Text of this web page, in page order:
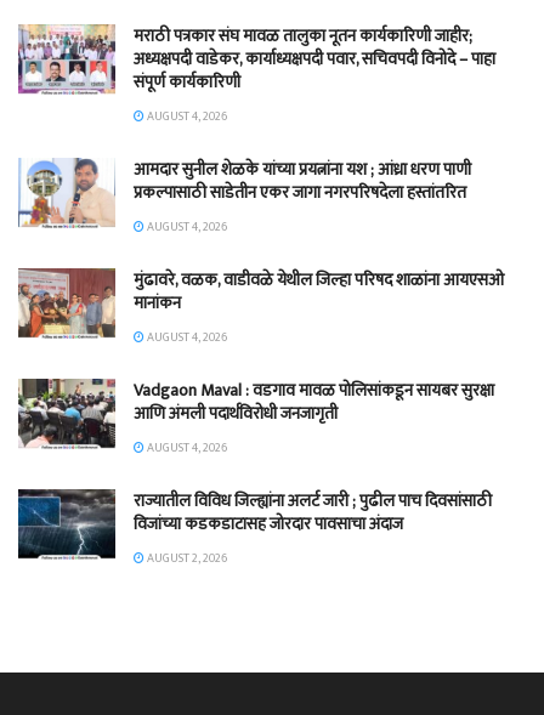
मराठी पत्रकार संघ मावळ तालुका नूतन कार्यकारिणी जाहीर;
अध्यक्षपदी वाडेकर, कार्याध्यक्षपदी पवार, सचिवपदी विनोदे – पाहा
संपूर्ण कार्यकारिणी
AUGUST 4, 2026
आमदार सुनील शेळके यांच्या प्रयत्नांना यश ; आंध्रा धरण पाणी
प्रकल्पासाठी साडेतीन एकर जागा नगरपरिषदेला हस्तांतरित
AUGUST 4, 2026
मुंढावरे, वळक, वाडीवळे येथील जिल्हा परिषद शाळांना आयएसओ
मानांकन
AUGUST 4, 2026
Vadgaon Maval : वडगाव मावळ पोलिसांकडून सायबर सुरक्षा
आणि अंमली पदार्थविरोधी जनजागृती
AUGUST 4, 2026
राज्यातील विविध जिल्ह्यांना अलर्ट जारी ; पुढील पाच दिवसांसाठी
विजांच्या कडकडाटासह जोरदार पावसाचा अंदाज
AUGUST 2, 2026